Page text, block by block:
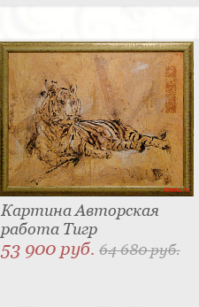
Картина Авторская
работа Тигр
53 900 руб. 64 680 руб.